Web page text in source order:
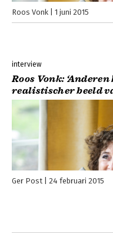
Roos Vonk 1 juni 2015
interview
Roos Vonk:
realistischer beeld
Ger Post 24 februari 2015